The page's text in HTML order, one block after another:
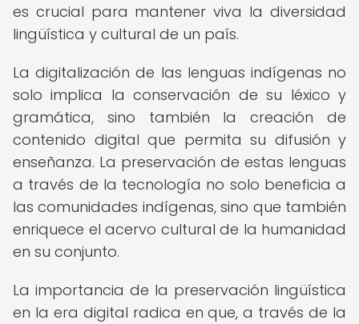
es crucial para mantener viva la diversidad
lingüística y cultural de un país.
La digitalización de las lenguas indígenas no
solo implica la conservación de su léxico y
gramática, sino también la creación de
contenido digital que permita su difusión y
enseñanza. La preservación de estas lenguas
a través de la tecnología no solo beneficia a
las comunidades indígenas, sino que también
enriquece el acervo cultural de la humanidad
en su conjunto.
La importancia de la preservación lingüística
en la era digital radica en que, a través de la